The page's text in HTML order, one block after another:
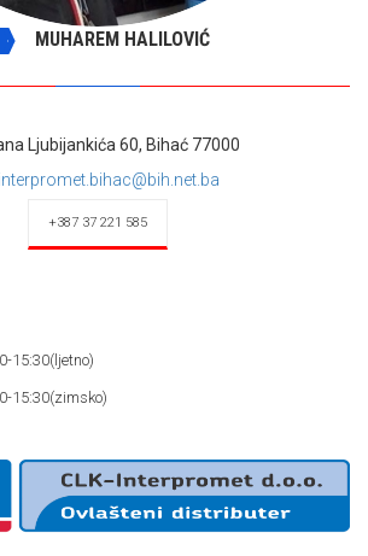
MUHAREM HALILOVIĆ
Ljubijankića 60, Bihać 77000
+387 37 221 585
15:30(ljetno)
15:30(zimsko)